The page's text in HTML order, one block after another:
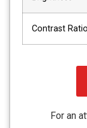
Contrast Ratio
For an